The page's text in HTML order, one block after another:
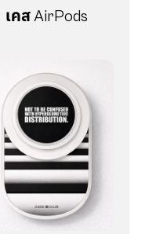
เคส AirPods